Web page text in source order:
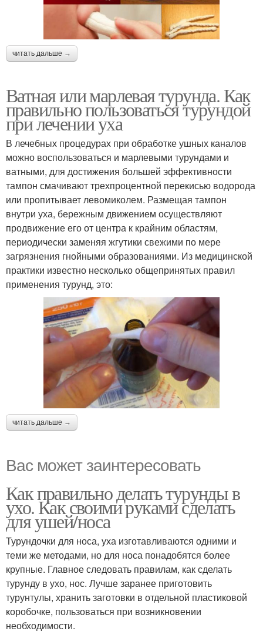
читать дальше →
Ватная или марлевая турунда. Как
правильно пользоваться турундой
при лечении уха
В лечебных процедурах при обработке ушных каналов
можно воспользоваться и марлевыми турундами и
ватными, для достижения большей эффективности
тампон смачивают трехпроцентной перекисью водорода
или пропитывает левомиколем. Размещая тампон
внутри уха, бережным движением осуществляют
продвижение его от центра к крайним областям,
периодически заменяя жгутики свежими по мере
загрязнения гнойными образованиями. Из медицинской
практики известно несколько общепринятых правил
применения турунд, это:
читать дальше →
Вас может заинтересовать
Как правильно делать турунды в
ухо. Как своими руками сделать
для ушей/носа
Турундочки для носа, уха изготавливаются одними и
теми же методами, но для носа понадобятся более
крупные. Главное следовать правилам, как сделать
турунду в ухо, нос. Лучше заранее приготовить
турунтулы, хранить заготовки в отдельной пластиковой
коробочке, пользоваться при возникновении
необходимости.